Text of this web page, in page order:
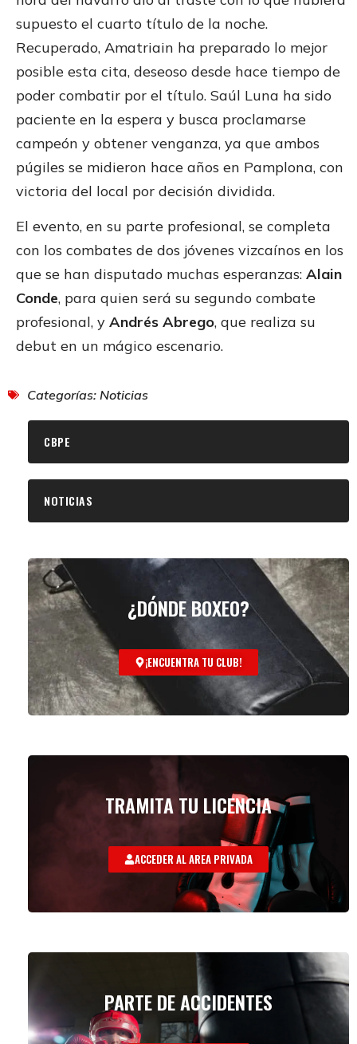
supuesto el cuarto título de la noche.
Recuperado, Amatriain ha preparado lo mejor
posible esta cita, deseoso desde hace tiempo de
poder combatir por el título. Saúl Luna ha sido
paciente en la espera y busca proclamarse
campeón y obtener venganza, ya que ambos
púgiles se midieron hace años en Pamplona, con
victoria del local por decisión dividida.
El evento, en su parte profesional, se completa
con los combates de dos jóvenes vizcaínos en los
que se han disputado muchas esperanzas: Alain
Conde, para quien será su segundo combate
profesional, y Andrés Abrego, que realiza su
debut en un mágico escenario.
Categorías: Noticias
CBPE
NOTICIAS
¿DÓNDE BOXEO?
¡ENCUENTRA TU CLUB!
TRAMITA TU LICENCIA
ACCEDER AL AREA PRIVADA
PARTE DE ACCIDENTES